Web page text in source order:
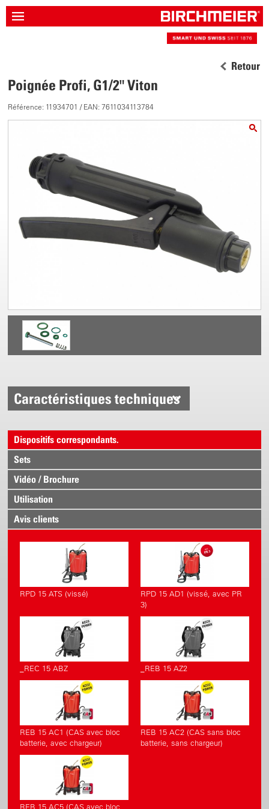
Retour
Poignée Profi, G1/2" Viton
Référence: 11934701 / EAN: 7611034113784
Caractéristiques techniques
Dispositifs correspondants.
Sets
Vidéo / Brochure
Utilisation
Avis clients
RPD 15 ATS (vissé)
RPD 15 AD1 (vissé, avec PR
3)
_REC 15 ABZ _REB 15 AZ2
REB 15 AC1 (CAS avec bloc
batterie, avec chargeur)
REB 15 AC2 (CAS sans bloc
batterie, sans chargeur)
REB 15 AC5 (CAS avec bloc